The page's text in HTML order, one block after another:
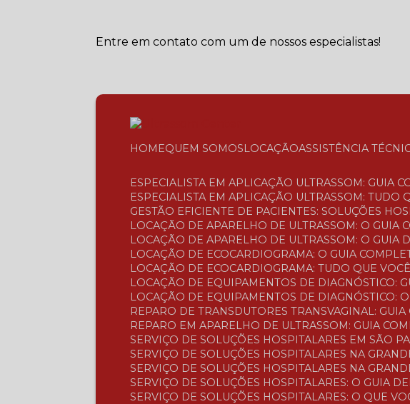
Entre em contato com um de nossos especialistas!
HOME QUEM SOMOS LOCAÇÃO ASSISTÊNCIA
ESPECIALISTA EM APLICAÇÃO ULTRASSOM: GUIA
ESPECIALISTA EM APLICAÇÃO ULTRASSOM: TUDO
GESTÃO EFICIENTE DE PACIENTES: SOLUÇÕES
LOCAÇÃO DE APARELHO DE ULTRASSOM: O GUIA
LOCAÇÃO DE APARELHO DE ULTRASSOM: O GUIA
LOCAÇÃO DE ECOCARDIOGRAMA: O GUIA
LOCAÇÃO DE ECOCARDIOGRAMA: TUDO QUE
LOCAÇÃO DE EQUIPAMENTOS DE DIAGNÓSTICO:
LOCAÇÃO DE EQUIPAMENTOS DE DIAGNÓSTICO:
REPARO DE TRANSDUTORES TRANSVAGINAL:
REPARO EM APARELHO DE ULTRASSOM: GUIA
SERVIÇO DE SOLUÇÕES HOSPITALARES EM SÃO
SERVIÇO DE SOLUÇÕES HOSPITALARES NA
SERVIÇO DE SOLUÇÕES HOSPITALARES NA
SERVIÇO DE SOLUÇÕES HOSPITALARES: O GUIA
SERVIÇO DE SOLUÇÕES HOSPITALARES: O QUE